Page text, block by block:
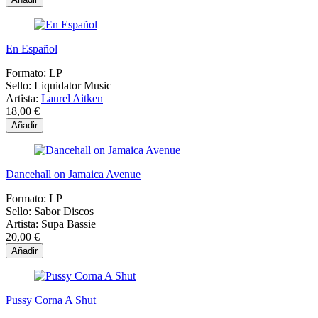
En Español
Formato: LP
Sello: Liquidator Music
Artista: Laurel Aitken
18,00 €
Añadir
Dancehall on Jamaica Avenue
Formato: LP
Sello: Sabor Discos
Artista: Supa Bassie
20,00 €
Añadir
Pussy Corna A Shut